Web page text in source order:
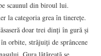
scaunul din biroul lui.
la categoria grea în tinerețe.
doar trei dinți în gură și
orbite, străjuiți de sprâncene